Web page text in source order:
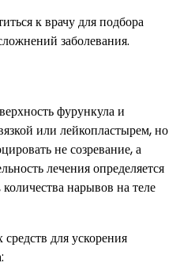
к врачу для подбора
заболевания.
фурункула и
или лейкопластырем, но
не созревание, а
лечения определяется
нарывов на теле
для ускорения